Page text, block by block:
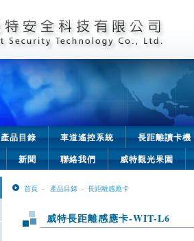
產品目錄 車道遙控系統
長距離讀卡機
新聞 聯絡我們 威特觀光果園
首頁 - 產品目錄 - 長距離感應卡
威特長距離感應卡-WIT-L6